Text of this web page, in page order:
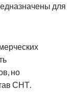
для
но
СНТ.